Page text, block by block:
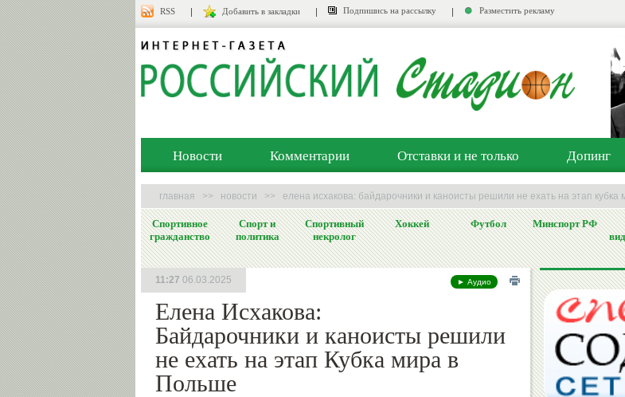
RSS Добавить в закладки Подпишись на рассылку Разместить рекламу
Новости Комментарии Отставки и не только Допинг
главная >> новости >> елена исхакова: байдарочники и каноисты решили не ехать на этап кубка
Спортивное
гражданство
Спорт и
политика
Спортивный
некролог
Хоккей Футбол Минспорт РФ
► Аудио
Елена Исхакова:
Байдарочники и каноисты решили
не ехать на этап Кубка мира в
Польше
11:27 06.03.2025